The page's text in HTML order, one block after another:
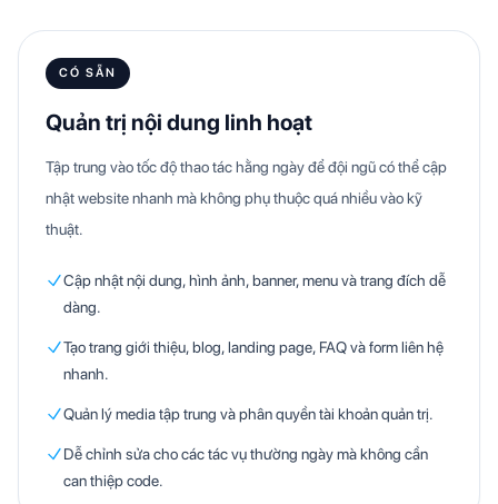
CÓ SẴN
Quản trị nội dung linh hoạt
Tập trung vào tốc độ thao tác hằng ngày để đội ngũ có thể cập
nhật website nhanh mà không phụ thuộc quá nhiều vào kỹ
thuật.
Cập nhật nội dung, hình ảnh, banner, menu và trang đích dễ
dàng.
Tạo trang giới thiệu, blog, landing page, FAQ và form liên hệ
nhanh.
Quản lý media tập trung và phân quyền tài khoản quản trị.
Dễ chỉnh sửa cho các tác vụ thường ngày mà không cần
can thiệp code.